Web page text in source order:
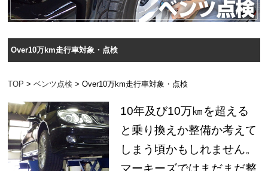
Over10万km走行車対象・点検
TOP >ベンツ点検 > Over10万km走行車対象・点検
10年及び10万㎞を超える
と乗り換えか整備か考えて
しまう頃かもしれません。
マーキーズではまだまだ整